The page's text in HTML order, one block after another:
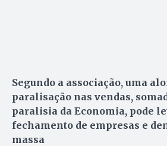
Segundo a associação, uma
paralisação nas vendas,
paralisia da Economia, pode
fechamento de empresas e
massa